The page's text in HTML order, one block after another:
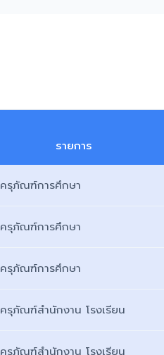
รายการ
ครุภัณฑ์การศึกษา
ครุภัณฑ์การศึกษา
ครุภัณฑ์การศึกษา
ครุภัณฑ์สำนักงาน โรงเรียน
ครุภัณฑ์สำนักงาน โรงเรียน